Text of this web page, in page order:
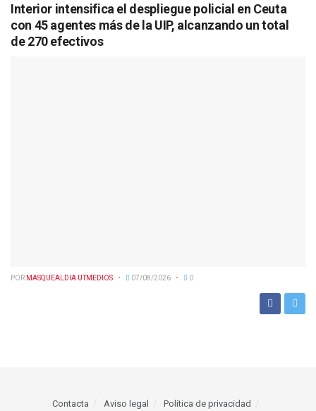
Interior intensifica el despliegue policial en Ceuta
con 45 agentes más de la UIP, alcanzando un total
de 270 efectivos
POR MASQUEALDIA UTMEDIOS 07/08/2026 0
Contacta Aviso legal Política de privacidad